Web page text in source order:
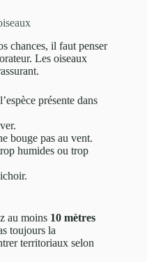
chances, il faut penser
Les oiseaux
présente dans
bouge pas au vent.
humides ou trop
au moins 10 mètres
toujours la
territoriaux selon